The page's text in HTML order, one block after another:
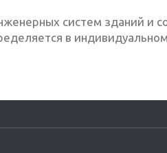
систем зданий и
в